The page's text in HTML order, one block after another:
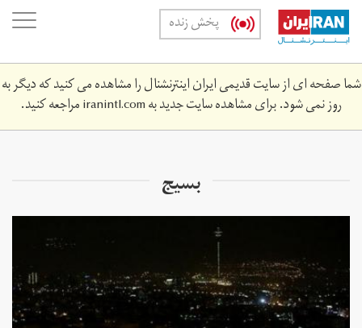
Skip
main
content
پخش زنده
شما صفحه ای از سایت قدیمی ایران اینترنشنال را مشاهده می کنید که دیگر به
روز نمی شود. برای مشاهده سایت جدید بهiranintl.comمراجعه کنید.
بسیج